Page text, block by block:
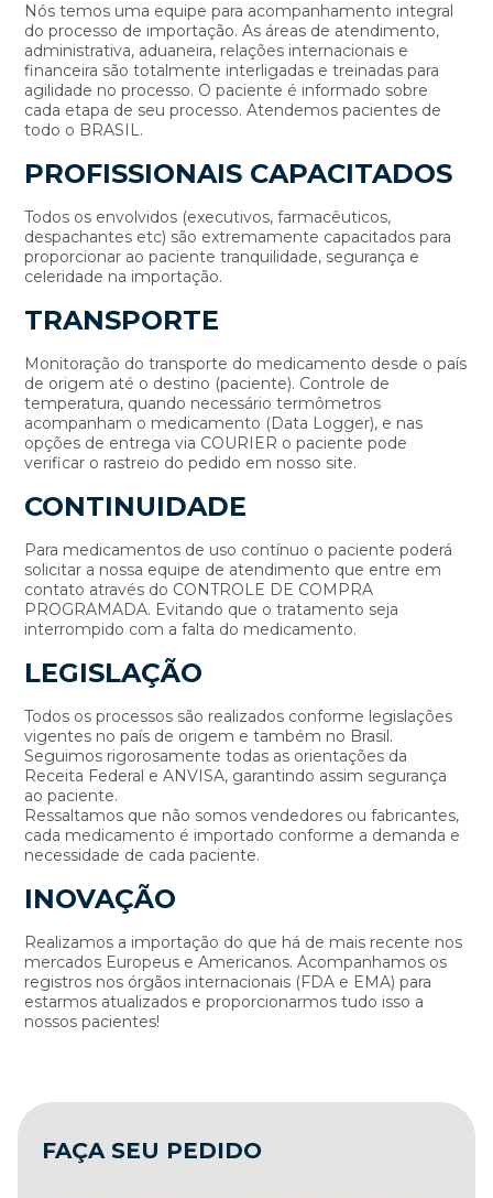
Nós temos uma equipe para acompanhamento integral
do processo de importação. As áreas de atendimento,
administrativa, aduaneira, relações internacionais e
financeira são totalmente interligadas e treinadas para
agilidade no processo. O paciente é informado sobre
cada etapa de seu processo. Atendemos pacientes de
todo o BRASIL.
PROFISSIONAIS CAPACITADOS
Todos os envolvidos (executivos, farmacêuticos,
despachantes etc) são extremamente capacitados para
proporcionar ao paciente tranquilidade, segurança e
celeridade na importação.
TRANSPORTE
Monitoração do transporte do medicamento desde o país
de origem até o destino (paciente). Controle de
temperatura, quando necessário termômetros
acompanham o medicamento (Data Logger), e nas
opções de entrega via COURIER o paciente pode
verificar o rastreio do pedido em nosso site.
CONTINUIDADE
Para medicamentos de uso contínuo o paciente poderá
solicitar a nossa equipe de atendimento que entre em
contato através do CONTROLE DE COMPRA
PROGRAMADA. Evitando que o tratamento seja
interrompido com a falta do medicamento.
LEGISLAÇÃO
Todos os processos são realizados conforme legislações
vigentes no país de origem e também no Brasil.
Seguimos rigorosamente todas as orientações da
Receita Federal e ANVISA, garantindo assim segurança
ao paciente.
Ressaltamos que não somos vendedores ou fabricantes,
cada medicamento é importado conforme a demanda e
necessidade de cada paciente.
INOVAÇÃO
Realizamos a importação do que há de mais recente nos
mercados Europeus e Americanos. Acompanhamos os
registros nos órgãos internacionais (FDA e EMA) para
estarmos atualizados e proporcionarmos tudo isso a
nossos pacientes!
FAÇA SEU PEDIDO